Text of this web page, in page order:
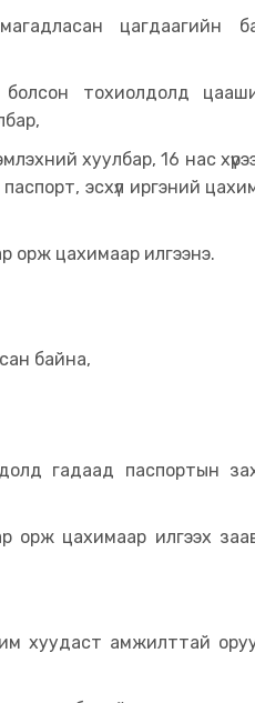
цагдаагийн
тохиолдолд
хуулбар, 16 нас хүрээгүй
эсхүл иргэний
орж цахимаар илгээнэ.
байна,
гадаад паспортын
орж цахимаар илгээх
хуудаст амжилттай